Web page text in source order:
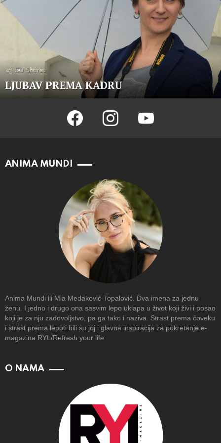
50 Shares
LJUBAV PREMA KADRU
facebook instagram youtube
ANIMA MUNDI
Anima Mundi ili Mia Medaković-Topalović. Dva imena za jednu
ženu. I jedno i drugo ona sasvim lepo uklapa u život koji živi i posao
koji je za nju zadovoljstvo, pa ga tako i naziva. Strast prema čoveku
i strast prema lepoti bili su joj i glavna inspiracija za pokretanje e-
magazina RYL/Refresh your life
O NAMA